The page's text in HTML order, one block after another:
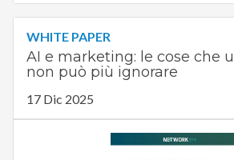
WHITE PAPER
AI e marketing: le cose che
non può più ignorare
17 Dic 2025